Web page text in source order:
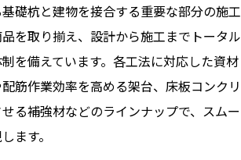
礎杭と建物を接合する重要な部分の施工
を取り揃え、設計から施工までトータル
を備えています。各工法に対応した資材
筋作業効率を高める架台、床板コンクリ
る補強材などのラインナップで、スムー
ます。